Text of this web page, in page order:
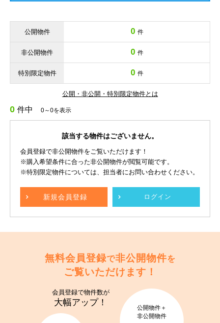
公開物件 0 件
非公開物件 0 件
特別限定物件 0 件
公開・非公開・特別限定物件とは
0 件中 0～0を表示
該当する物件はございません。
会員登録で非公開物件をご覧いただけます！
※購入希望条件に合った非公開物件が閲覧可能です。
※特別限定物件については、担当者にお問い合わせください。
新規会員登録 ログイン
無料会員登録で非公開物件を
ご覧いただけます！
会員登録で物件数が
大幅アップ！
公開物件＋
非公開物件